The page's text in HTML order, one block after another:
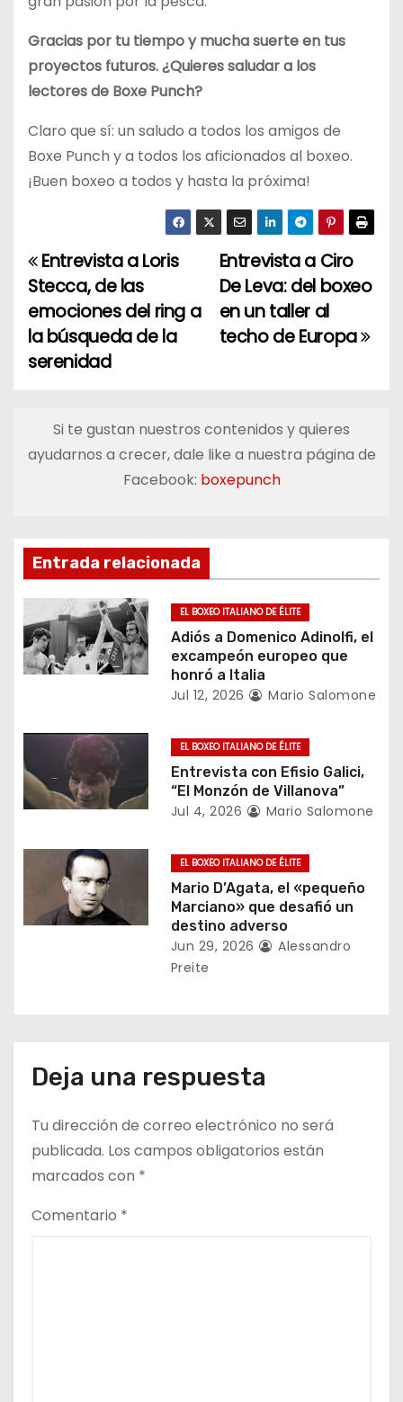
Gracias por tu tiempo y mucha suerte en tus
proyectos futuros. ¿Quieres saludar a los
lectores de Boxe Punch?
Claro que sí: un saludo a todos los amigos de
Boxe Punch y a todos los aficionados al boxeo.
¡Buen boxeo a todos y hasta la próxima!
N
a
v
a
ó
n
d
e
t
a
d
Entrevista a Ciro
De Leva: del boxeo
en un taller al
techo de Europa
Entrevista a Loris
Stecca, de las
emociones del ring a
la búsqueda de la
serenidad
Si te gustan nuestros contenidos y quieres
ayudarnos a crecer, dale like a nuestra página de
Facebook: boxepunch
Entrada relacionada
EL BOXEO ITALIANO DE ÉLITE
Adiós a Domenico Adinolfi, el
excampeón europeo que
honró a Italia
Jul 12, 2026 Mario Salomone
EL BOXEO ITALIANO DE ÉLITE
Entrevista con Efisio Galici,
“El Monzón de Villanova”
Jul 4, 2026 Mario Salomone
EL BOXEO ITALIANO DE ÉLITE
Mario D’Agata, el «pequeño
Marciano» que desafió un
destino adverso
Jun 29, 2026
Alessandro
Preite
Deja una respuesta
Tu dirección de correo electrónico no será
publicada. Los campos obligatorios están
marcados con *
Comentario *